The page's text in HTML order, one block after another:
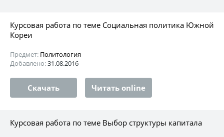
Курсовая работа по теме Социальная политика Южной
Кореи
Предмет: Политология
Добавлено:31.08.2016
Скачать Читать online
Курсовая работа по теме Выбор структуры капитала